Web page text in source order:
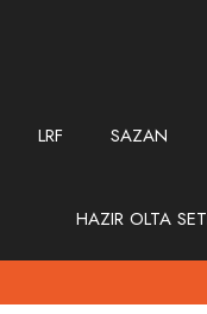
LRF SAZAN
HAZIR OLTA